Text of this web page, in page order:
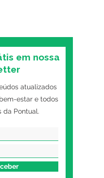
em nossa
atualizados
estar e todos
da Pontual.